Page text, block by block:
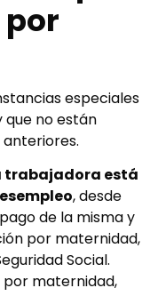
especiales
que no están
trabajadora está
, desde
de la misma y
por maternidad,
Social.
maternidad,